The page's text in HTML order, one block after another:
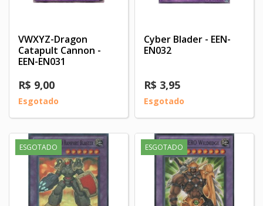
VWXYZ-Dragon
Catapult Cannon -
EEN-EN031
R$ 9,00
Esgotado
Cyber Blader - EEN-
EN032
R$ 3,95
Esgotado
ESGOTADO ESGOTADO